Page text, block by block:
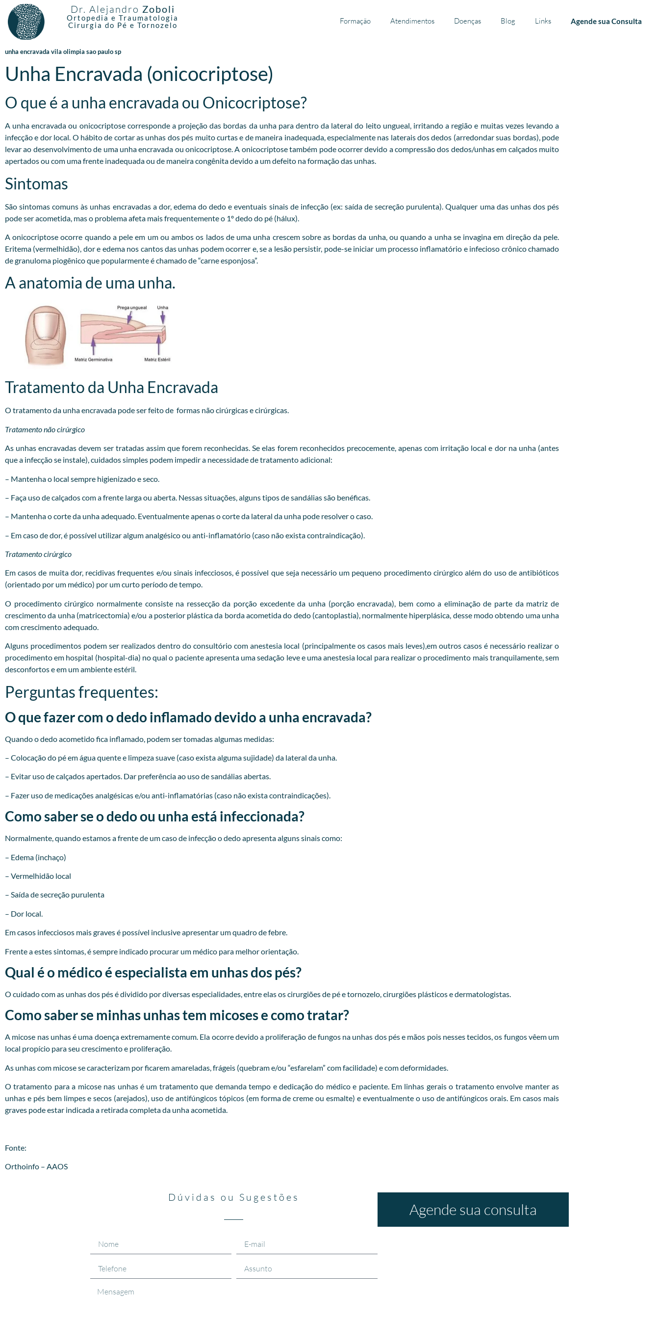
Dr. Alejandro Zoboli
Ortopedia e Traumatologia
Cirurgia do Pé e Tornozelo
Formação Atendimentos Doenças Blog Links Agende sua Consulta
unha encravada vila olimpia sao paulo sp
Unha Encravada (onicocriptose)
O que é a unha encravada ou Onicocriptose?
A unha encravada ou onicocriptose corresponde a projeção das bordas da unha para dentro da lateral do leito ungueal, irritando a região e muitas vezes levando a
infecção e dor local. O hábito de cortar as unhas dos pés muito curtas e de maneira inadequada, especialmente nas laterais dos dedos (arredondar suas bordas), pode
levar ao desenvolvimento de uma unha encravada ou onicocriptose. A onicocriptose também pode ocorrer devido a compressão dos dedos/unhas em calçados muito
apertados ou com uma frente inadequada ou de maneira congênita devido a um defeito na formação das unhas.
Sintomas
São sintomas comuns às unhas encravadas a dor, edema do dedo e eventuais sinais de infecção (ex: saída de secreção purulenta). Qualquer uma das unhas dos pés
pode ser acometida, mas o problema afeta mais frequentemente o 1º dedo do pé (hálux).
A onicocriptose ocorre quando a pele em um ou ambos os lados de uma unha crescem sobre as bordas da unha, ou quando a unha se invagina em direção da pele.
Eritema (vermelhidão), dor e edema nos cantos das unhas podem ocorrer e, se a lesão persistir, pode-se iniciar um processo inflamatório e infecioso crônico chamado
de granuloma piogênico que popularmente é chamado de “carne esponjosa”.
A anatomia de uma unha.
Tratamento da Unha Encravada
O tratamento da unha encravada pode ser feito de formas não cirúrgicas e cirúrgicas.
Tratamento não cirúrgico
As unhas encravadas devem ser tratadas assim que forem reconhecidas. Se elas forem reconhecidos precocemente, apenas com irritação local e dor na unha (antes
que a infecção se instale), cuidados simples podem impedir a necessidade de tratamento adicional:
– Mantenha o local sempre higienizado e seco.
– Faça uso de calçados com a frente larga ou aberta. Nessas situações, alguns tipos de sandálias são benéficas.
– Mantenha o corte da unha adequado. Eventualmente apenas o corte da lateral da unha pode resolver o caso.
– Em caso de dor, é possível utilizar algum analgésico ou anti-inflamatório (caso não exista contraindicação).
Tratamento cirúrgico
Em casos de muita dor, recidivas frequentes e/ou sinais infecciosos, é possível que seja necessário um pequeno procedimento cirúrgico além do uso de antibióticos
(orientado por um médico) por um curto período de tempo.
O procedimento cirúrgico normalmente consiste na ressecção da porção excedente da unha (porção encravada), bem como a eliminação de parte da matriz de
crescimento da unha (matricectomia) e/ou a posterior plástica da borda acometida do dedo (cantoplastia), normalmente hiperplásica, desse modo obtendo uma unha
com crescimento adequado.
Alguns procedimentos podem ser realizados dentro do consultório com anestesia local (principalmente os casos mais leves),em outros casos é necessário realizar o
procedimento em hospital (hospital-dia) no qual o paciente apresenta uma sedação leve e uma anestesia local para realizar o procedimento mais tranquilamente, sem
desconfortos e em um ambiente estéril.
Perguntas frequentes:
O que fazer com o dedo inflamado devido a unha encravada?
Quando o dedo acometido fica inflamado, podem ser tomadas algumas medidas:
– Colocação do pé em água quente e limpeza suave (caso exista alguma sujidade) da lateral da unha.
– Evitar uso de calçados apertados. Dar preferência ao uso de sandálias abertas.
– Fazer uso de medicações analgésicas e/ou anti-inflamatórias (caso não exista contraindicações).
Como saber se o dedo ou unha está infeccionada?
Normalmente, quando estamos a frente de um caso de infecção o dedo apresenta alguns sinais como:
– Edema (inchaço)
– Vermelhidão local
– Saída de secreção purulenta
– Dor local.
Em casos infecciosos mais graves é possível inclusive apresentar um quadro de febre.
Frente a estes sintomas, é sempre indicado procurar um médico para melhor orientação.
Qual é o médico é especialista em unhas dos pés?
O cuidado com as unhas dos pés é dividido por diversas especialidades, entre elas os cirurgiões de pé e tornozelo, cirurgiões plásticos e dermatologistas.
Como saber se minhas unhas tem micoses e como tratar?
A micose nas unhas é uma doença extremamente comum. Ela ocorre devido a proliferação de fungos na unhas dos pés e mãos pois nesses tecidos, os fungos vêem um
local propício para seu crescimento e proliferação.
As unhas com micose se caracterizam por ficarem amareladas, frágeis (quebram e/ou “esfarelam” com facilidade) e com deformidades.
O tratamento para a micose nas unhas é um tratamento que demanda tempo e dedicação do médico e paciente. Em linhas gerais o tratamento envolve manter as
unhas e pés bem limpes e secos (arejados), uso de antifúngicos tópicos (em forma de creme ou esmalte) e eventualmente o uso de antifúngicos orais. Em casos mais
graves pode estar indicada a retirada completa da unha acometida.
Fonte:
Orthoinfo – AAOS
Dúvidas ou Sugestões
Agende sua consulta